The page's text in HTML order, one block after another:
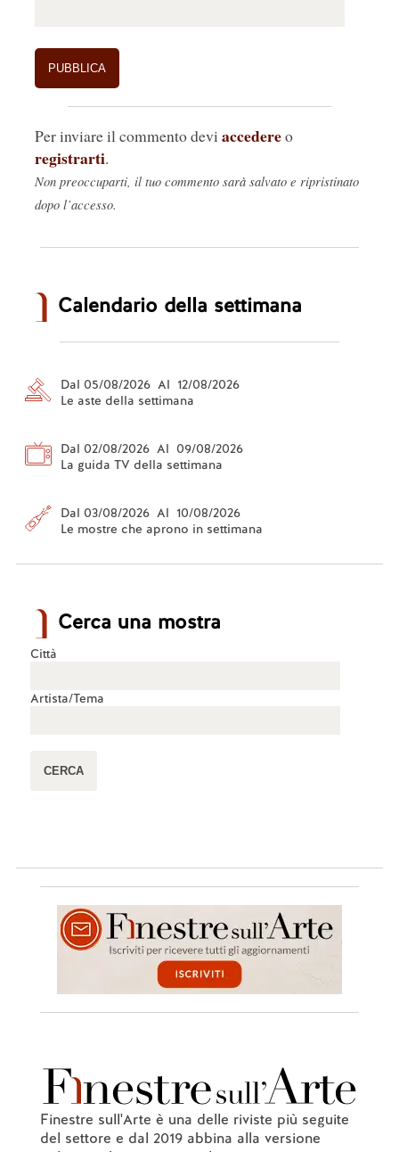
Per inviare il commento devi accedereo
registrarti.
Non preoccuparti, il tuo commento sarà salvato e ripristinato
dopo l’accesso.
Calendario della settimana
Dal 05/08/2026 Al 12/08/2026
Le aste della settimana
Dal 02/08/2026 Al 09/08/2026
La guida TV della settimana
Dal 03/08/2026 Al 10/08/2026
Le mostre che aprono in settimana
Cerca una mostra
Città
Artista/Tema
Finestre sull'Arte è una delle riviste più seguite
del settore e dal 2019 abbina alla versione